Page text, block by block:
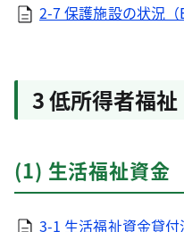
2-7 保護施設の状況（
3 低所得者福祉
(1) 生活福祉資金
3-1 生活福祉資金貸付